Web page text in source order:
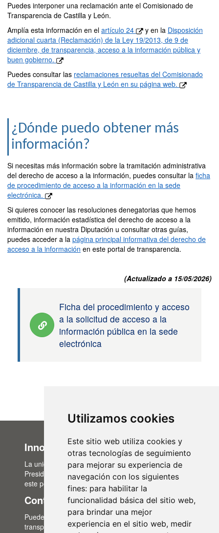
Utilizamos cookies
Este sitio web utiliza cookies y
otras tecnologías de seguimiento
para mejorar su experiencia de
navegación con los siguientes
fines: para habilitar la
funcionalidad básica del sitio web,
para brindar una mejor
experiencia en el sitio web, medir
Puedes interponer una reclamación ante el Comisionado de
Transparencia de Castilla y León.
Amplía esta información en el artículo 24 y en la Disposición
adicional cuarta (Reclamación) de la Ley 19/2013, de 9 de
diciembre, de transparencia, acceso a la información pública y
buen gobierno.
Puedes consultar las reclamaciones resueltas del Comisionado
de Transparencia de Castilla y León en su página web.
¿Dónde puedo obtener más
información?
Si necesitas más información sobre la tramitación administrativa
del derecho de acceso a la información, puedes consultar la ficha
de procedimiento de acceso a la información en la sede
electrónica.
Si quieres conocer las resoluciones denegatorias que hemos
emitido, información estadística del derecho de acceso a la
información en nuestra Diputación u consultar otras guías,
puedes acceder a la página principal informativa del derecho de
acceso a la información en este portal de transparencia.
(Actualizado a 15/05/2026)
Ficha del procedimiento y acceso
a la solicitud de acceso a la
información pública en la sede
electrónica
Innovación Administrativa
La unidad de Innovación Administrativa, del Área de
Presidencia, es la encargada de la actualización de
este portal de transparencia.
Contacto
Puedes contactar con nosotros a través del correo:
transparencia@lasalina.es